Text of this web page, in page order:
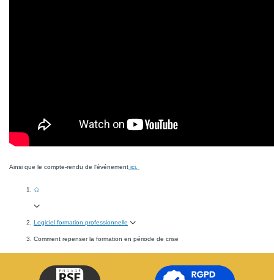
Ainsi que le compte-rendu de l'événement ici.
Logiciel formation professionnelle
Comment repenser la formation en période de crise